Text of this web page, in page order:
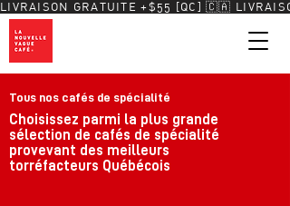
LIVRAISON GRATUITE +$55 [QC] 🇨🇦
Tous nos cafés de spécialité
Choisissez parmi la plus grande
sélection de cafés de spécialité
provevant des meilleurs
torréfacteurs Québécois